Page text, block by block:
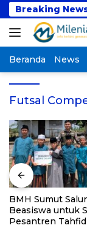
Langsung
ke
konten
Breaking
BMH
Beranda News
Futsal
BMH Sumut
Beasiswa untuk
Pesantren